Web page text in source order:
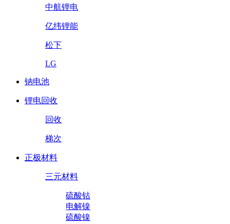
中航锂电
亿纬锂能
松下
LG
钠电池
锂电回收
回收
梯次
正极材料
三元材料
硫酸钴
电解镍
硫酸镍